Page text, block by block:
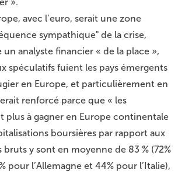
avec l’euro, serait une zone
sympathique" de la crise,
analyste financier « de la place »,
spéculatifs fuient les pays émergents
en Europe, et particulièrement en
renforcé parce que « les
plus à gagner en Europe continentale
boursières par rapport aux
y sont en moyenne de 83 % (72%
pour l’Allemagne et 44% pour l’Italie),